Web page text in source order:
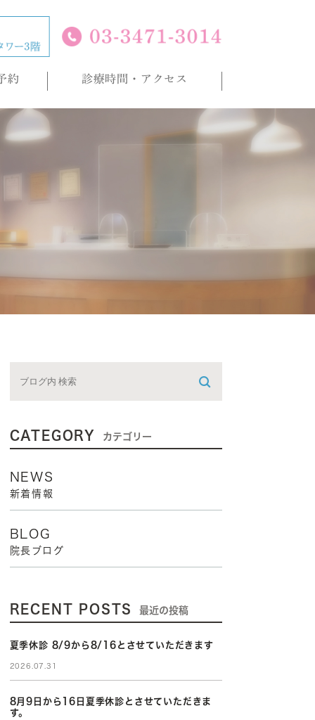
約 診療時間・アクセス
CATEGORY カテゴリー
NEWS
新着情報
BLOG
院長ブログ
RECENT POSTS 最近の投稿
夏季休診 8/9から8/16とさせていただきます
2026.07.31
8月9日から16日夏季休診とさせていただきま
す。